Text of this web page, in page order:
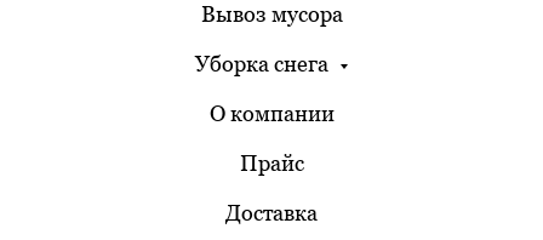
Вывоз мусора
Уборка снега
О компании
Прайс
Доставка